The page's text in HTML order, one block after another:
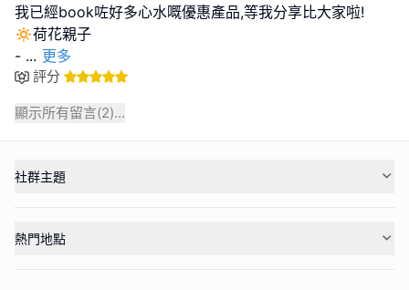
我已經book咗好多心水嘅優惠產品,等我分享比大家啦!
🔅荷花親子
- ... 更多
評分
顯示所有留言(2)...
社群主題
熱門地點